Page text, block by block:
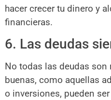
hacer crecer tu dinero y
financieras.
6. Las deudas
No todas las deudas son
buenas, como aquellas
o inversiones, pueden